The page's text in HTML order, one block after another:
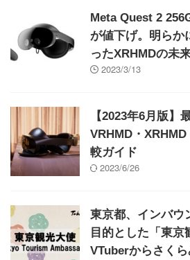
Meta Quest 2
が値下げ。明らか
ったXRHMDの未
2023/3/13
【2023年6月版】
VRHMD・
較ガイド
2023/6/26
東京都、インバウ
目的とした「東京
VTuberからさく